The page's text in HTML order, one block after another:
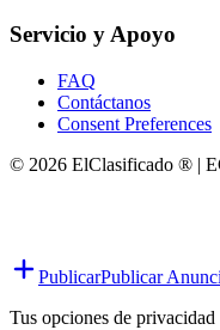
Servicio y Apoyo
FAQ
Contáctanos
Consent Preferences
© 2026 ElClasificado ® |
PublicarPublicar
Tus opciones de privacidad